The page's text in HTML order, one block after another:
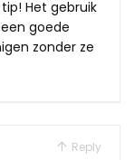
Het gebruik
goede
zonder ze
Reply